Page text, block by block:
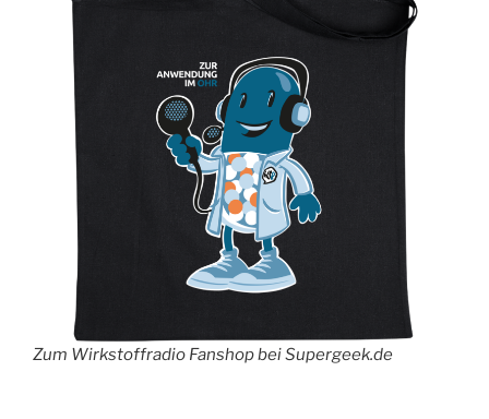
Zum Wirkstoffradio Fanshop bei Supergeek.de